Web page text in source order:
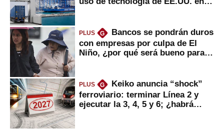
PLUS G
Bancos se pondrán duros
con empresas por culpa de El
Niño, ¿por qué será bueno para
PLUS G
Keiko anuncia “shock”
ferroviario: terminar Línea 2 y
ejecutar la 3, 4, 5 y 6; ¿habrá